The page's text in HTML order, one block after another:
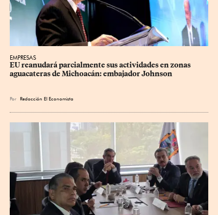
EMPRESAS
EU reanudará parcialmente sus actividades en zonas
aguacateras de Michoacán: embajador Johnson
Por Redacción El Economista